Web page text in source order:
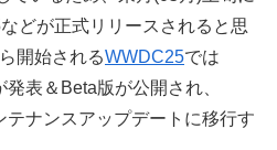
どが正式リリースされると思
開始されるWWDC25では
表＆Beta版が公開され、
テナンスアップデートに移行す